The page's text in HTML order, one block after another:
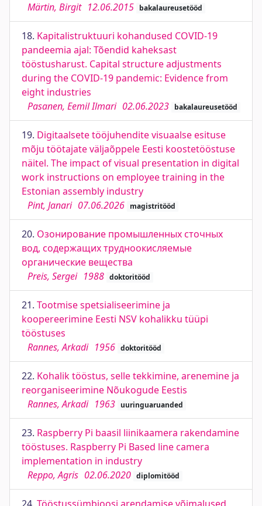
Märtin, Birgit 12.06.2015 bakalaureusetööd
18. Kapitalistruktuuri kohandused COVID-19
pandeemia ajal: Tõendid kaheksast
tööstusharust. Capital structure adjustments
during the COVID-19 pandemic: Evidence from
eight industries
Pasanen, Eemil Ilmari 02.06.2023 bakalaureusetööd
19. Digitaalsete tööjuhendite visuaalse esituse
mõju töötajate väljaõppele Eesti koostetööstuse
näitel. The impact of visual presentation in digital
work instructions on employee training in the
Estonian assembly industry
Pint, Janari 07.06.2026 magistritööd
20. Озонирование промышленных сточных
вод, содержащих трудноокисляемые
органические вещества
Preis, Sergei 1988 doktoritööd
21. Tootmise spetsialiseerimine ja
koopereerimine Eesti NSV kohalikku tüüpi
tööstuses
Rannes, Arkadi 1956 doktoritööd
22. Kohalik tööstus, selle tekkimine, arenemine ja
reorganiseerimine Nõukogude Eestis
Rannes, Arkadi 1963 uuringuaruanded
23. Raspberry Pi baasil liinikaamera rakendamine
tööstuses. Raspberry Pi Based line camera
implementation in industry
Reppo, Agris 02.06.2020 diplomitööd